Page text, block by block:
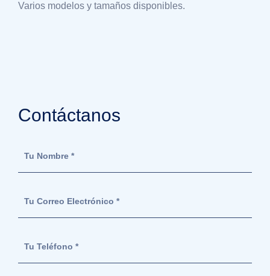
Varios modelos y tamaños disponibles.
Contáctanos